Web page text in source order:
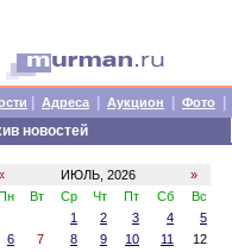
Адреса Аукцион Фото
новостей
ИЮЛЬ, 2026
»
Вт Ср Чт Пт Сб
Вс
1
2 3 4
5
6
7 8 9 10 11
12